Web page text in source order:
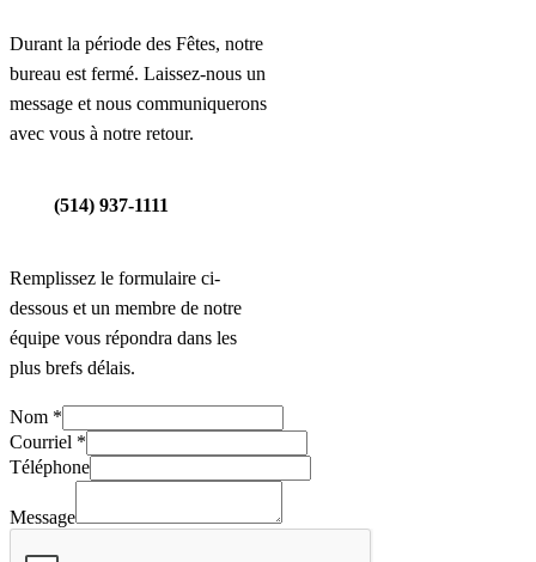
Durant la période des Fêtes, notre
bureau est fermé. Laissez-nous un
message et nous communiquerons
avec vous à notre retour.
(514) 937-1111
Remplissez le formulaire ci-
dessous et un membre de notre
équipe vous répondra dans les
plus brefs délais.
Nom *
Courriel *
T
l
é
Téléphone
Message